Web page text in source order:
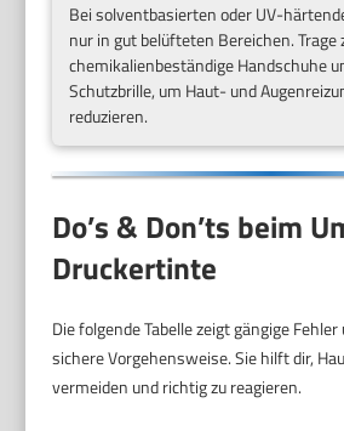
Bei solventbasierten oder UV-
nur in gut belüfteten Bereichen. Trage
chemikalienbeständige Handschuhe
Schutzbrille, um Haut- und
reduzieren.
Do’s & Don’ts beim
Druckertinte
Die folgende Tabelle zeigt gängige
sichere Vorgehensweise. Sie hilft dir,
vermeiden und richtig zu reagieren.